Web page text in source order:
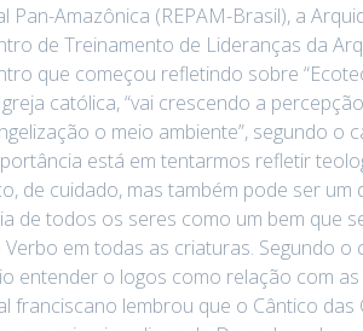
Amazônica (REPAM-Brasil), a
de Treinamento de Lideranças da
que começou refletindo sobre
católica, “vai crescendo a
o meio ambiente”, segundo o
está em tentarmos refletir
de cuidado, mas também pode ser
de todos os seres como um bem que
em todas as criaturas. Segundo
entender o logos como relação com
lembrou que o Cântico das